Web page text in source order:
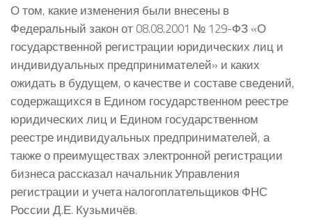
О том, какие изменения были внесены в
Федеральный закон от 08.08.2001 № 129-ФЗ «О
государственной регистрации юридических лиц и
индивидуальных предпринимателей» и каких
ожидать в будущем, о качестве и составе сведений,
содержащихся в Едином государственном реестре
юридических лиц и Едином государственном
реестре индивидуальных предпринимателей, а
также о преимуществах электронной регистрации
бизнеса рассказал начальник Управления
регистрации и учета налогоплательщиков ФНС
России Д.Е. Кузьмичёв.